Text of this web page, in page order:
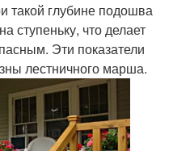
такой глубине подошва
ступеньку, что делает
Эти показатели
лестничного марша.